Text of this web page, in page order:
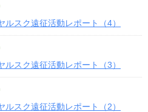
スク遠征活動レポート（4）
スク遠征活動レポート（3）
スク遠征活動レポート（2）